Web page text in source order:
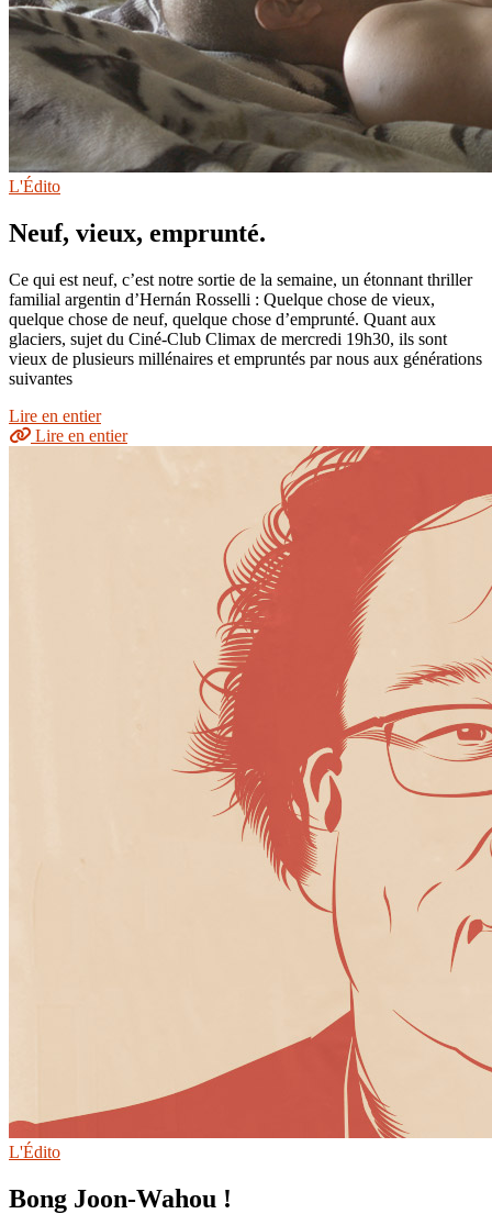
L'Édito
Neuf, vieux, emprunté.
Ce qui est neuf, c’est notre sortie de la semaine, un étonnant thriller
familial argentin d’Hernán Rosselli : Quelque chose de vieux,
quelque chose de neuf, quelque chose d’emprunté. Quant aux
glaciers, sujet du Ciné-Club Climax de mercredi 19h30, ils sont
vieux de plusieurs millénaires et empruntés par nous aux générations
suivantes
Lire en entier
Lire en entier
L'Édito
Bong Joon-Wahou !